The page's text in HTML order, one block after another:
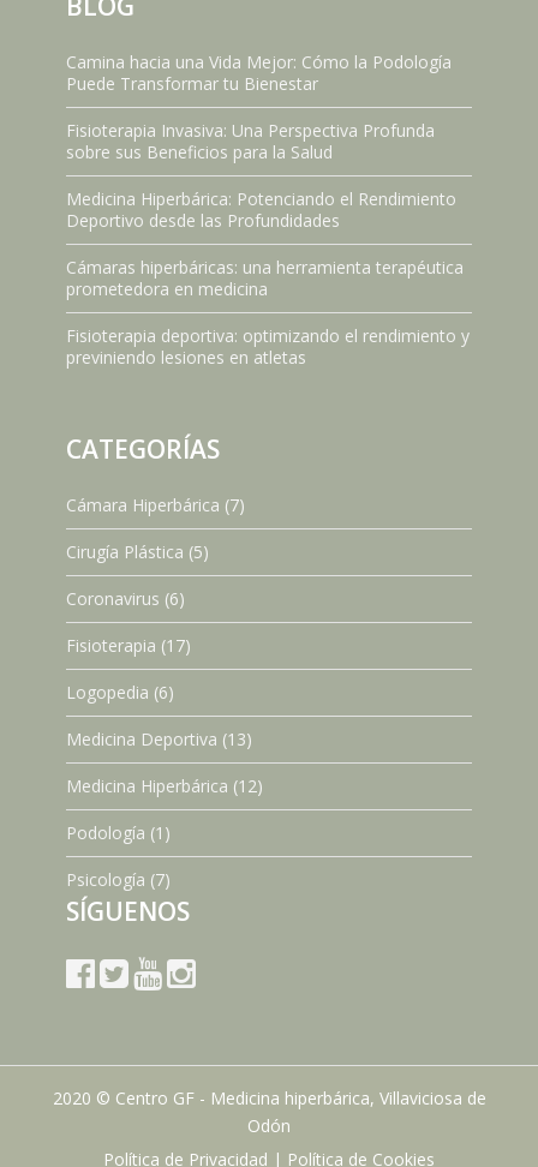
Camina hacia una Vida Mejor: Cómo la Podología
Puede Transformar tu Bienestar
Fisioterapia Invasiva: Una Perspectiva Profunda
sobre sus Beneficios para la Salud
Medicina Hiperbárica: Potenciando el Rendimiento
Deportivo desde las Profundidades
Cámaras hiperbáricas: una herramienta terapéutica
prometedora en medicina
Fisioterapia deportiva: optimizando el rendimiento y
previniendo lesiones en atletas
CATEGORÍAS
Cámara Hiperbárica (7)
Cirugía Plástica (5)
Coronavirus (6)
Fisioterapia (17)
Logopedia (6)
Medicina Deportiva (13)
Medicina Hiperbárica (12)
Podología (1)
Psicología (7)
SÍGUENOS
2020 © Centro GF - Medicina hiperbárica, Villaviciosa de
Odón
Política de Privacidad | Política de Cookies